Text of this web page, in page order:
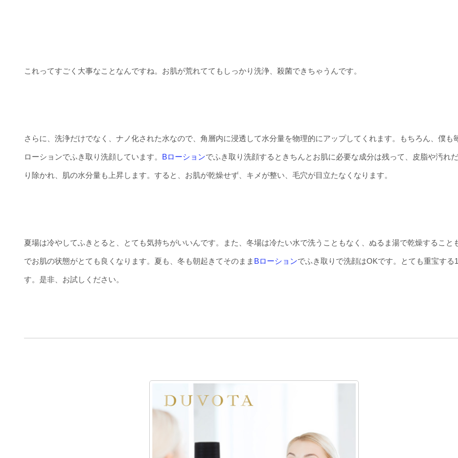
これってすごく大事なことなんですね。お肌が荒れててもしっかり洗浄、殺菌できちゃうんです。
さらに、洗浄だけでなく、ナノ化された水なので、角層内に浸透して水分量を物理的にアップしてくれます。もちろん、僕も
ローションでふき取り洗顔しています。 Bローションでふき取り洗顔するときちんとお肌に必要な成分は残って、皮脂や汚れ
り除かれ、肌の水分量も上昇します。すると、お肌が乾燥せず、キメが整い、毛穴が目立たなくなります。
夏場は冷やしてふきとると、とても気持ちがいいんです。また、冬場は冷たい水で洗うこともなく、ぬるま湯で乾燥すること
でお肌の状態がとても良くなります。夏も、冬も朝起きてそのまま Bローションでふき取りで洗顔はOKです。とても重宝する
す。是非、お試しください。